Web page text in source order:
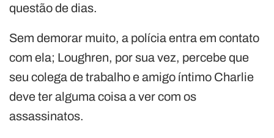
questão de dias.
Sem demorar muito, a polícia entra em contato
com ela; Loughren, por sua vez, percebe que
seu colega de trabalho e amigo íntimo Charlie
deve ter alguma coisa a ver com os
assassinatos.